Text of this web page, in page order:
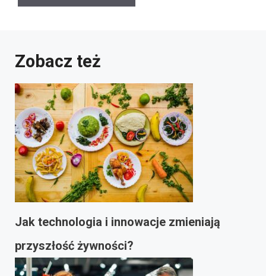
Zobacz też
Jak technologia i innowacje zmieniają
przyszłość żywności?